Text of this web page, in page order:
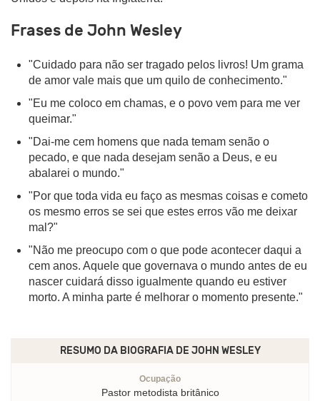
Frases de John Wesley
"Cuidado para não ser tragado pelos livros! Um grama
de amor vale mais que um quilo de conhecimento."
"Eu me coloco em chamas, e o povo vem para me ver
queimar."
"Dai-me cem homens que nada temam senão o
pecado, e que nada desejam senão a Deus, e eu
abalarei o mundo."
"Por que toda vida eu faço as mesmas coisas e cometo
os mesmo erros se sei que estes erros vão me deixar
mal?"
"Não me preocupo com o que pode acontecer daqui a
cem anos. Aquele que governava o mundo antes de eu
nascer cuidará disso igualmente quando eu estiver
morto. A minha parte é melhorar o momento presente."
RESUMO DA BIOGRAFIA DE JOHN WESLEY
Ocupação
Pastor metodista britânico